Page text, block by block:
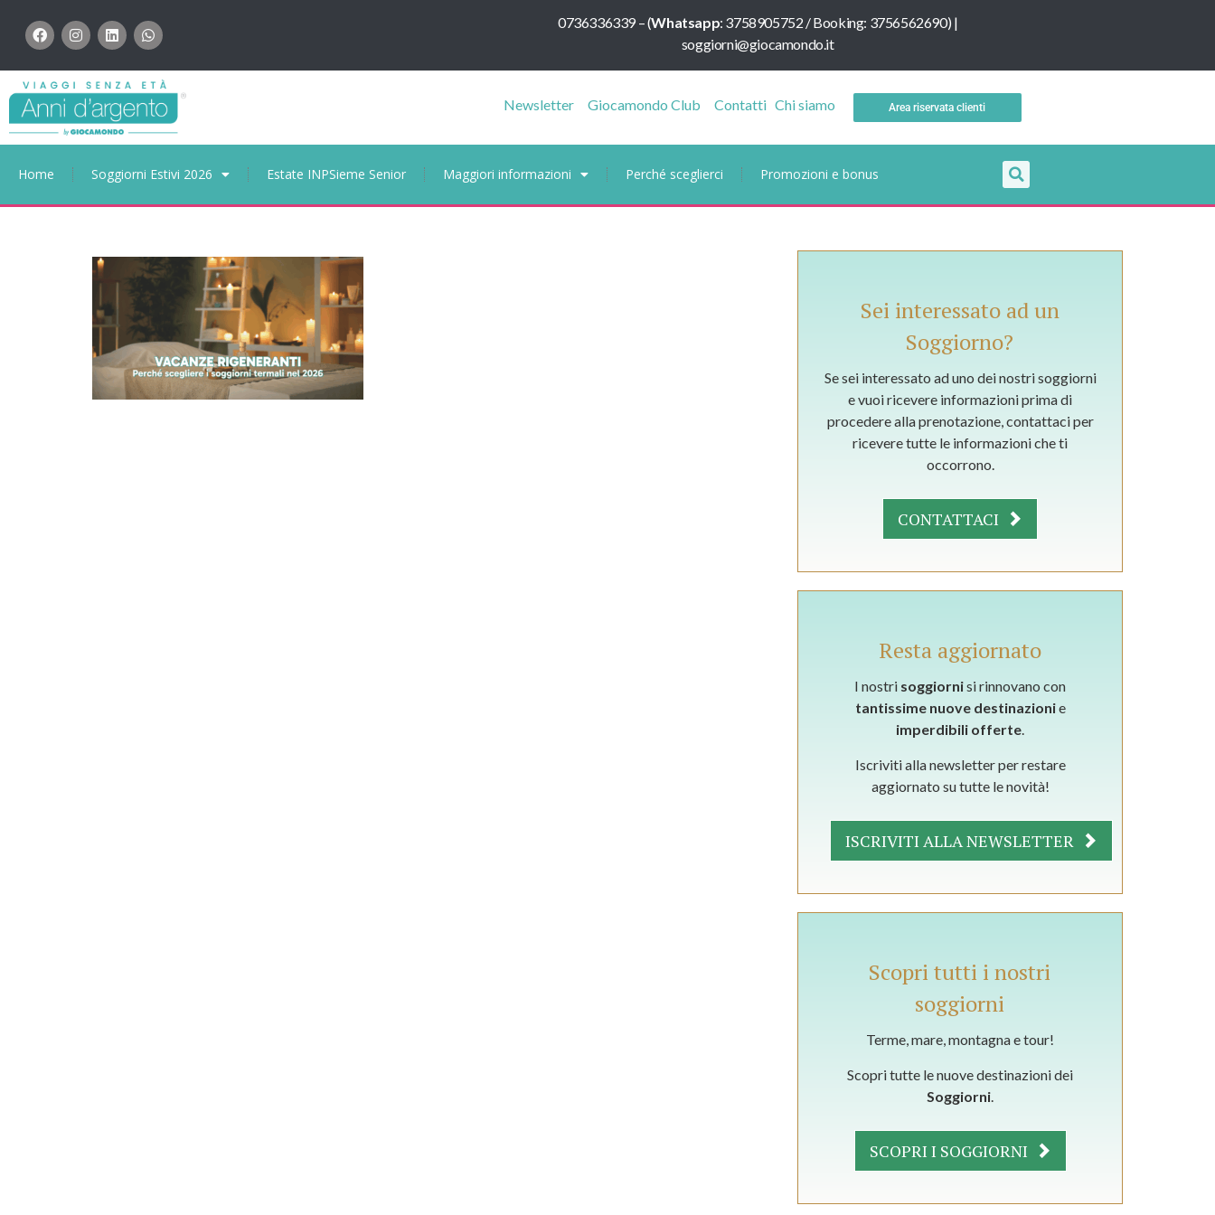
0736336339 –(Whatsapp: 3758905752 /Booking: 3756562690) |
soggiorni@giocamondo.it
Newsletter Giocamondo Club Contatti Chi siamo Area riservata clienti
Home Soggiorni Estivi 2026 Estate INPSieme Senior Maggiori informazioni Perché sceglierci Promozioni e bonus
Sei interessato ad un
Soggiorno?
Se sei interessato ad uno dei nostri soggiorni
e vuoi ricevere informazioni prima di
procedere alla prenotazione, contattaci per
ricevere tutte le informazioni che ti
occorrono.
CONTATTACI
Resta aggiornato
I nostri soggiornisi rinnovano con
tantissime nuove destinazionie
imperdibili offerte
Iscriviti alla newsletter per restare
aggiornato su tutte le novità!
ISCRIVITI ALLA NEWSLETTER
Scopri tutti i nostri
soggiorni
Terme, mare, montagna e tour!
Scopri tutte le nuove destinazioni dei
Soggiorni
SCOPRI I SOGGIORNI